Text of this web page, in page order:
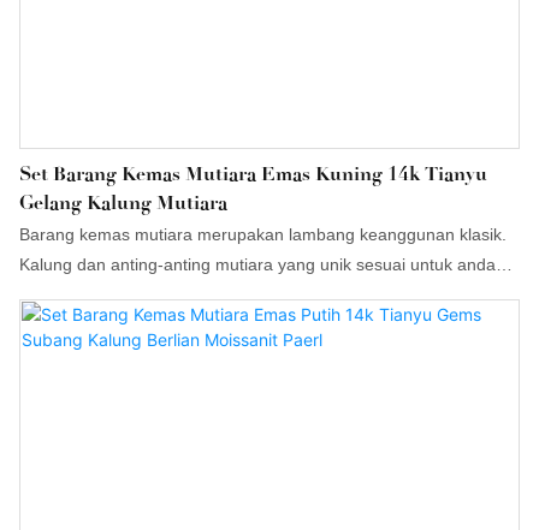
Set Barang Kemas Mutiara Emas Kuning 14k Tianyu
Gelang Kalung Mutiara
Barang kemas mutiara merupakan lambang keanggunan klasik.
Kalung dan anting-anting mutiara yang unik sesuai untuk anda
buatan tangan ini untuk masa-masa istimewa.